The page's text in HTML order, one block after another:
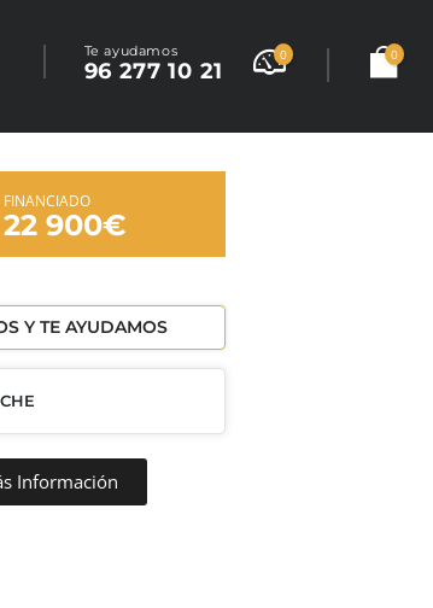
Te ayudamos
96 277 10 21
0 0
FINANCIADO
22 900€
Y TE AYUDAMOS
Información